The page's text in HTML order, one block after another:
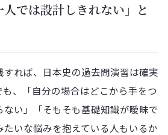
では設計しきれない」と
れば、日本史の過去問演習は確実
、「自分の場合はどこから手をつ
い」「そもそも基礎知識が曖昧で
いな悩みを抱えている人もいるか